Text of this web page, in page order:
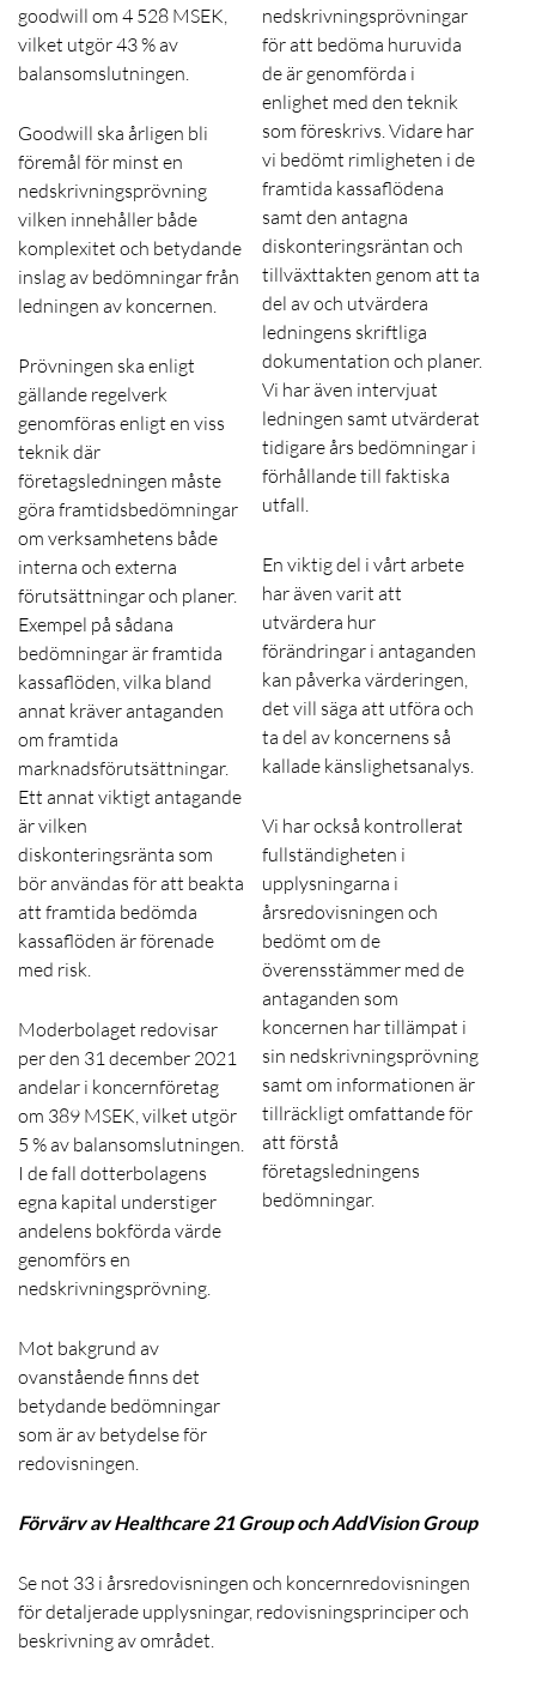
goodwill om 4 528 MSEK,
vilket utgör 43 % av
balansomslutningen.
Goodwill ska årligen bli
föremål för minst en
nedskrivningsprövning
vilken innehåller både
komplexitet och betydande
inslag av bedömningar från
ledningen av koncernen.
Prövningen ska enligt
gällande regelverk
genomföras enligt en viss
teknik där
företagsledningen måste
göra framtidsbedömningar
om verksamhetens både
interna och externa
förutsättningar och planer.
Exempel på sådana
bedömningar är framtida
kassaflöden, vilka bland
annat kräver antaganden
om framtida
marknadsförutsättningar.
Ett annat viktigt antagande
är vilken
diskonteringsränta som
bör användas för att beakta
att framtida bedömda
kassaflöden är förenade
med risk.
Moderbolaget redovisar
per den 31 december 2021
andelar i koncernföretag
om 389 MSEK, vilket utgör
5 % av balansomslutningen.
I de fall dotterbolagens
egna kapital understiger
andelens bokförda värde
genomförs en
nedskrivningsprövning.
Mot bakgrund av
ovanstående finns det
betydande bedömningar
som är av betydelse för
redovisningen.
nedskrivningsprövningar
för att bedöma huruvida
de är genomförda i
enlighet med den teknik
som föreskrivs. Vidare har
vi bedömt rimligheten i de
framtida kassaflödena
samt den antagna
diskonteringsräntan och
tillväxttakten genom att ta
del av och utvärdera
ledningens skriftliga
dokumentation och planer.
Vi har även intervjuat
ledningen samt utvärderat
tidigare års bedömningar i
förhållande till faktiska
utfall.
En viktig del i vårt arbete
har även varit att
utvärdera hur
förändringar i antaganden
kan påverka värderingen,
det vill säga att utföra och
ta del av koncernens så
kallade känslighetsanalys.
Vi har också kontrollerat
fullständigheten i
upplysningarna i
årsredovisningen och
bedömt om de
överensstämmer med de
antaganden som
koncernen har tillämpat i
sin nedskrivningsprövning
samt om informationen är
tillräckligt omfattande för
att förstå
företagsledningens
bedömningar.
Förvärv av Healthcare 21 Group och AddVision Group
Se not 33 i årsredovisningen och koncernredovisningen
för detaljerade upplysningar, redovisningsprinciper och
beskrivning av området.